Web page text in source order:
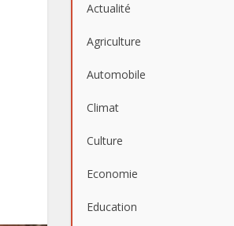
Actualité
Agriculture
Automobile
Climat
Culture
Economie
Education